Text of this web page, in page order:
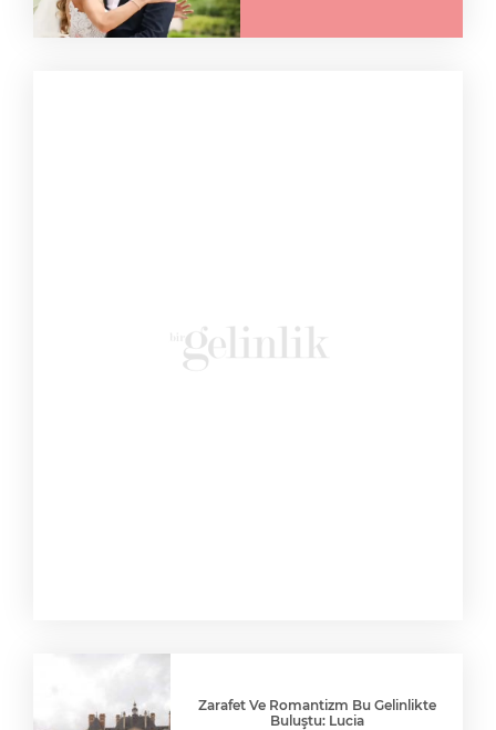
Zarafet Ve Romantizm Bu Gelinlikte
Buluştu: Lucia